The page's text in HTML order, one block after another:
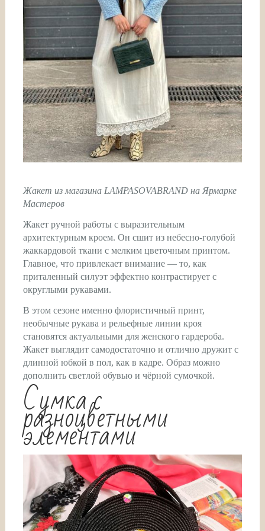
Жакет из магазина LAMPASOVABRAND на Ярмарке
Мастеров
Жакет ручной работы с выразительным
архитектурным кроем. Он сшит из небесно-голубой
жаккардовой ткани с мелким цветочным принтом.
Главное, что привлекает внимание — то, как
приталенный силуэт эффектно контрастирует с
округлыми рукавами.
В этом сезоне именно флористичный принт,
необычные рукава и рельефные линии кроя
становятся актуальными для женского гардероба.
Жакет выглядит самодостаточно и отлично дружит с
длинной юбкой в пол, как в кадре. Образ можно
дополнить светлой обувью и чёрной сумочкой.
Сумка с
разноцветными
элементами